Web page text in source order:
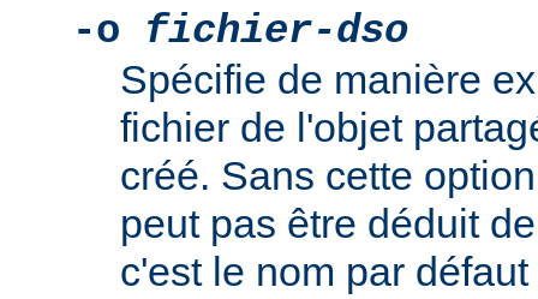
-o fichier-dso
Spécifie de manière
fichier de l'objet
créé. Sans cette
peut pas être déduit
c'est le nom par défaut